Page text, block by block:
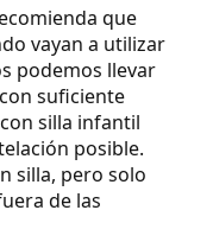
que
vayan a utilizar
podemos llevar
suficiente
silla infantil
posible.
silla, pero solo
de las